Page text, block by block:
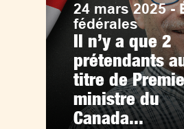
24 mars 2025 -
fédérales
Il n’y a que 2
prétendants
titre de
ministre du
Canada...